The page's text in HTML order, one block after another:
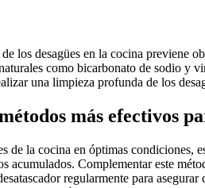
los desagües en la cocina previene
como bicarbonato de sodio y
una limpieza profunda de los
más efectivos
de la cocina en óptimas
acumulados. Complementar este
regularmente para